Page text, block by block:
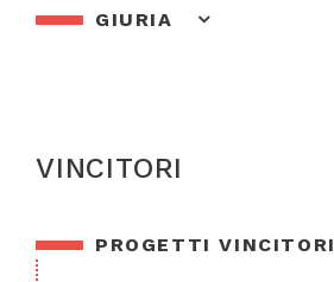
GIURIA
VINCITORI
PROGETTI VINCITORI